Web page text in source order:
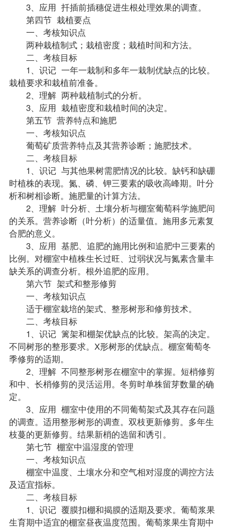
3、应用 扦插前插穗促进生根处理效果的调查。
第四节 栽植要点
一、考核知识点
两种栽植制式；栽植密度；栽植时间和方法。
二、考核目标
1、识记 一年一栽制和多年一栽制优缺点的比较。
栽植要求和栽植前准备。
2、理解 两种栽植制式的分析。
3、应用 栽植密度和栽植时间的决定。
第五节 营养特点和施肥
一、考核知识点
葡萄矿质营养特点及其营养诊断；施肥技术。
二、考核目标
1、识记 与其他果树需肥情况的比较。缺钙和缺硼
时植株的表现。氮、磷、钾三要素的吸收高峰期。叶分
析和树相诊断。施肥量的计算方法。
2、理解 叶分析、土壤分析与棚室葡萄科学施肥间
的关系。营养诊断（叶分析）的适量值。施用多元素复
合肥的意义。
3、应用 基肥、追肥的施用比例和追肥中三要素的
比例。对棚室中植株生长过旺、过弱状况与氮素含量丰
缺关系的调查分析。根外追肥的应用。
第六节 架式和整形修剪
一、考核知识点
适于棚室栽培的架式、整形树形和修剪技术。
二、考核目标
1、识记 篱架和棚架优缺点的比较。架高的决定。
不同树形的整形要求。X形树形的优缺点。棚室葡萄冬
季修剪的适期。
2、理解 不同整形树形在棚室中的掌握。短梢修剪
和中、长梢修剪的灵活运用。冬剪时单株留芽数量的确
定。
3、应用 棚室中使用的不同葡萄架式及其存在问题
的调查。适用整形树形的调查。双枝更新修剪。多年生
枝蔓的更新修剪。结果新梢的选留和诱引。
第七节 棚室中温湿度的管理
一、考核知识点
棚室中温度、土壤水分和空气相对湿度的调控方法
及适宜指标。
二、考核目标
1、识记 覆膜扣棚和揭膜的适期及要求。葡萄浆果
生育期中适宜的棚室昼夜温度范围。葡萄浆果生育期中